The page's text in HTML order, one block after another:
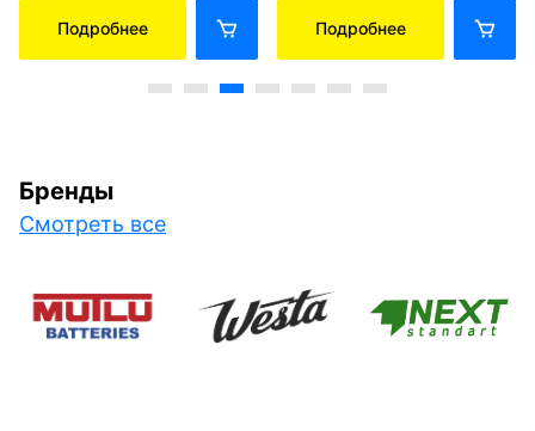
Подробнее Подробнее
Бренды
Смотреть все